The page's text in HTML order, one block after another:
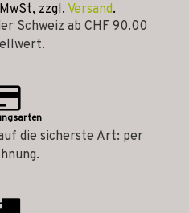
zzgl. Versand.
Schweiz ab CHF 90.00
die sicherste Art: per